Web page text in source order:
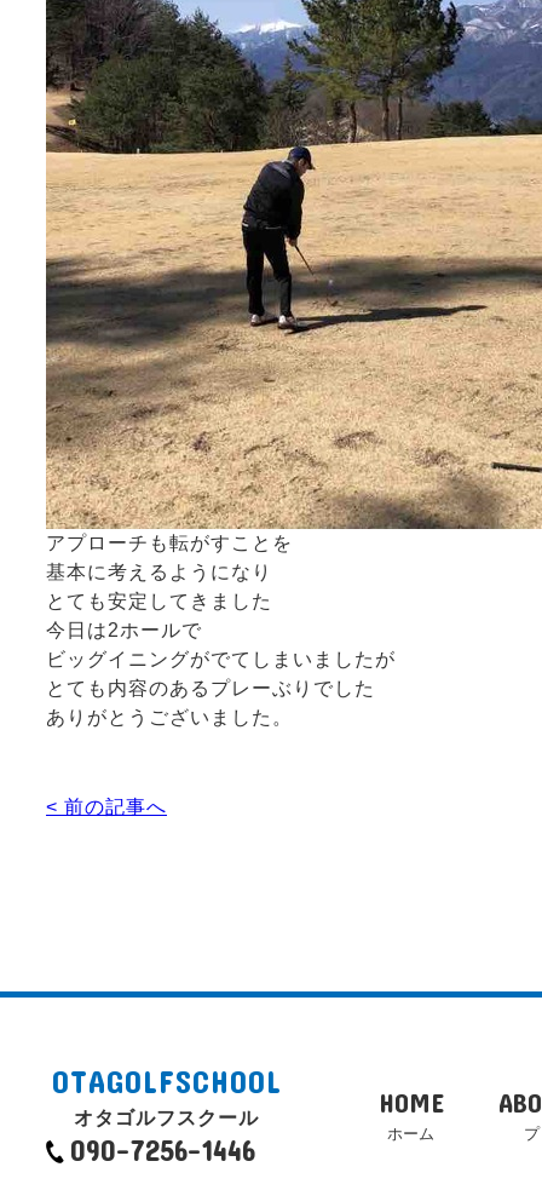
アプローチも転がすことを
基本に考えるようになり
とても安定してきました
今日は2ホールで
ビッグイニングがでてしまいましたが
とても内容のあるプレーぶりでした
ありがとうございました。
< 前の記事へ
OTAGOLFSCHOOL
オタゴルフスクール
090-7256-1446
HOME
ホーム